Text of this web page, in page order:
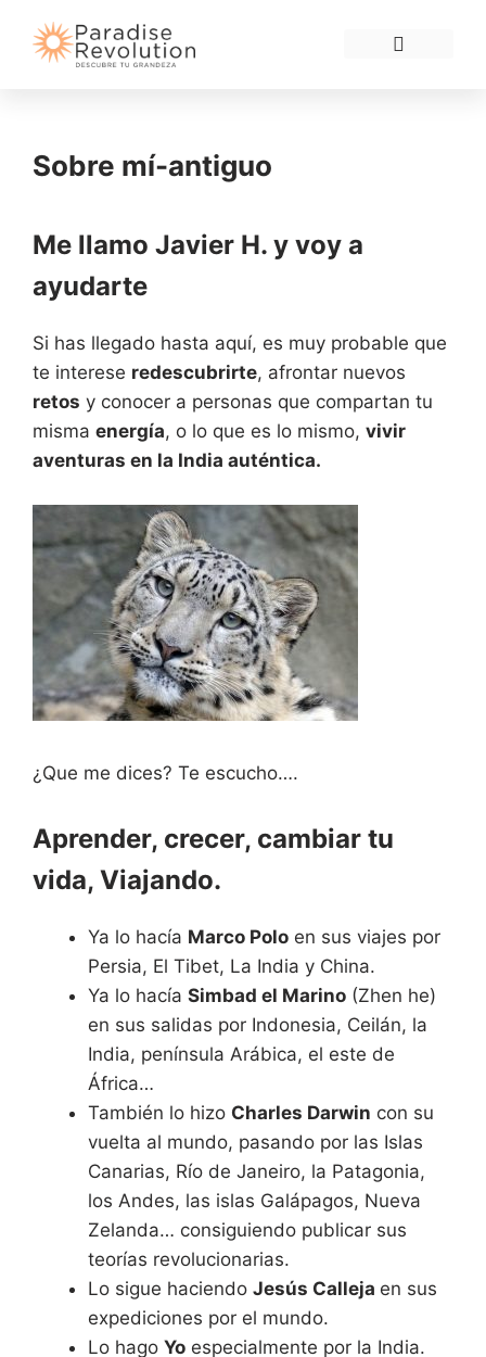
Sobre mí-antiguo
Me llamo Javier H. y voy a
ayudarte
Si has llegado hasta aquí, es muy probable que
te interese redescubrirte, afrontar nuevos
retos y conocer a personas que compartan tu
misma energía, o lo que es lo mismo, vivir
aventuras en la India auténtica.
¿Que me dices? Te escucho….
Aprender, crecer, cambiar tu
vida, Viajando.
Ya lo hacía Marco Polo en sus viajes por
Persia, El Tibet, La India y China.
Ya lo hacía Simbad el Marino (Zhen he)
en sus salidas por Indonesia, Ceilán, la
India, península Arábica, el este de
África…
También lo hizo Charles Darwin con su
vuelta al mundo, pasando por las Islas
Canarias, Río de Janeiro, la Patagonia,
los Andes, las islas Galápagos, Nueva
Zelanda… consiguiendo publicar sus
teorías revolucionarias.
Lo sigue haciendo Jesús Calleja en sus
expediciones por el mundo.
Lo hago Yo especialmente por la India.